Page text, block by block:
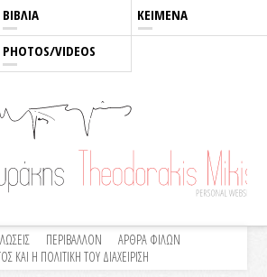
ΒΙΒΛΙΑ ΚΕΙΜΕΝΑ
PHOTOS/VIDEOS
ΠΕΡΙΒΑΛΛΟΝ
ΑΡΘΡΑ ΦΙΛΩΝ
ΚΑΙ Η ΠΟΛΙΤΙΚΗ ΤΟΥ ΔΙΑΧΕΙΡΙΣΗ